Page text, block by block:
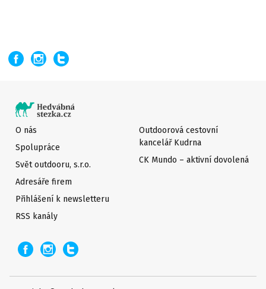
O nás
Spolupráce
Svět outdooru, s.r.o.
Adresáře firem
Přihlášení k newsletteru
Outdoorová cestovní
kancelář Kudrna
CK Mundo – aktivní dovolená
RSS kanály